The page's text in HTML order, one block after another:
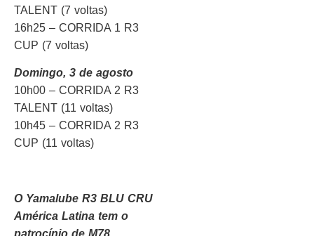
TALENT (7 voltas)
16h25 – CORRIDA 1 R3
CUP (7 voltas)
Domingo, 3 de agosto
10h00 – CORRIDA 2 R3
TALENT (11 voltas)
10h45 – CORRIDA 2 R3
CUP (11 voltas)
O Yamalube R3 BLU CRU
América Latina tem o
patrocínio de M78